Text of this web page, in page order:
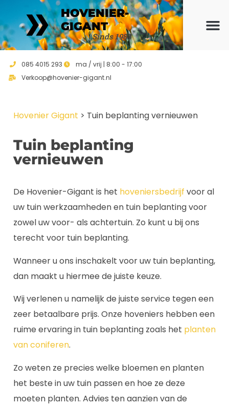
HOVENIER-
GIGANT
Sinds 1988
085 4015 293
ma / vrij | 8:00 - 17:00
Verkoop@hovenier-gigant.nl
Hovenier Gigant > Tuin beplanting vernieuwen
Tuin beplanting
vernieuwen
De Hovenier-Gigant is het hoveniersbedrijf voor al
uw tuin werkzaamheden en tuin beplanting voor
zowel uw voor- als achtertuin. Zo kunt u bij ons
terecht voor tuin beplanting.
Wanneer u ons inschakelt voor uw tuin beplanting,
dan maakt u hiermee de juiste keuze.
Wij verlenen u namelijk de juiste service tegen een
zeer betaalbare prijs. Onze hoveniers hebben een
ruime ervaring in tuin beplanting zoals het planten
van coniferen.
Zo weten ze precies welke bloemen en planten
het beste in uw tuin passen en hoe ze deze
moeten planten. Advies ten aanzien van de